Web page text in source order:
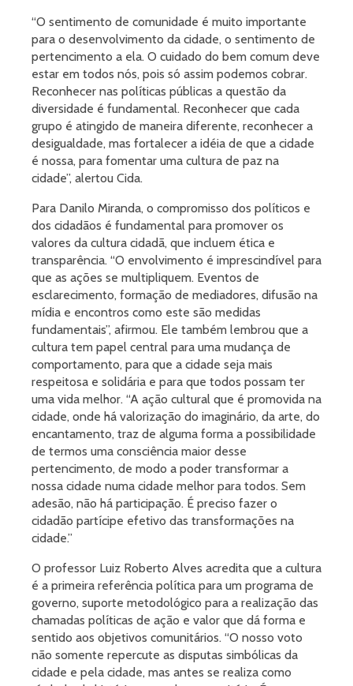
“O sentimento de comunidade é muito importante
para o desenvolvimento da cidade, o sentimento de
pertencimento a ela. O cuidado do bem comum deve
estar em todos nós, pois só assim podemos cobrar.
Reconhecer nas políticas públicas a questão da
diversidade é fundamental. Reconhecer que cada
grupo é atingido de maneira diferente, reconhecer a
desigualdade, mas fortalecer a idéia de que a cidade
é nossa, para fomentar uma cultura de paz na
cidade”, alertou Cida.
Para Danilo Miranda, o compromisso dos políticos e
dos cidadãos é fundamental para promover os
valores da cultura cidadã, que incluem ética e
transparência. “O envolvimento é imprescindível para
que as ações se multipliquem. Eventos de
esclarecimento, formação de mediadores, difusão na
mídia e encontros como este são medidas
fundamentais”, afirmou. Ele também lembrou que a
cultura tem papel central para uma mudança de
comportamento, para que a cidade seja mais
respeitosa e solidária e para que todos possam ter
uma vida melhor. “A ação cultural que é promovida na
cidade, onde há valorização do imaginário, da arte, do
encantamento, traz de alguma forma a possibilidade
de termos uma consciência maior desse
pertencimento, de modo a poder transformar a
nossa cidade numa cidade melhor para todos. Sem
adesão, não há participação. É preciso fazer o
cidadão partícipe efetivo das transformações na
cidade.”
O professor Luiz Roberto Alves acredita que a cultura
é a primeira referência política para um programa de
governo, suporte metodológico para a realização das
chamadas políticas de ação e valor que dá forma e
sentido aos objetivos comunitários. “O nosso voto
não somente repercute as disputas simbólicas da
cidade e pela cidade, mas antes se realiza como